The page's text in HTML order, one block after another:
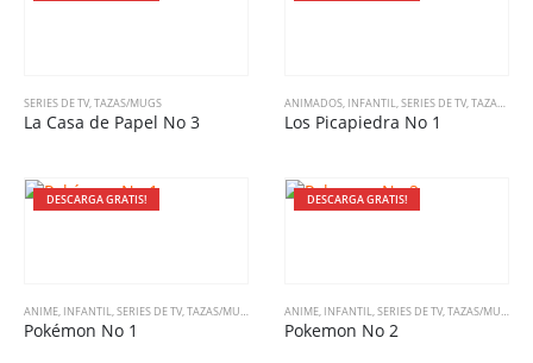
SERIES DE TV TAZAS/MUGS
La Casa de Papel No 3
ANIMADOS INFANTIL SERIES DE TV TAZAS/MUGS
Los Picapiedra No 1
DESCARGA GRATIS!
ANIME, INFANTIL,SERIES DE TV,TAZAS/MUGS
Pokémon No 1
DESCARGA GRATIS!
ANIME, INFANTIL,SERIES DE TV,TAZAS/MUGS
Pokemon No 2